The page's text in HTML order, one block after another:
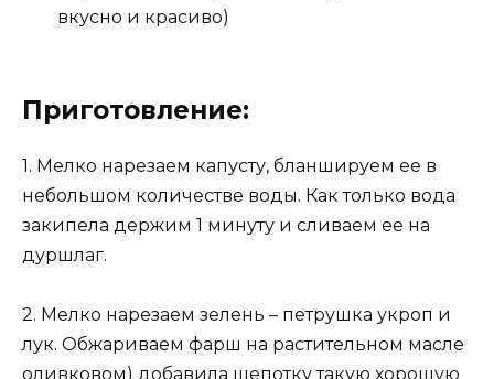
вкусно и красиво)
Приготовление:
1. Мелко нарезаем капусту, бланшируем ее в
небольшом количестве воды. Как только вода
закипела держим 1 минуту и сливаем ее на
дуршлаг.
2. Мелко нарезаем зелень – петрушка укроп и
лук. Обжариваем фарш на растительном масле
оливковом) добавила щепотку такую хорошую